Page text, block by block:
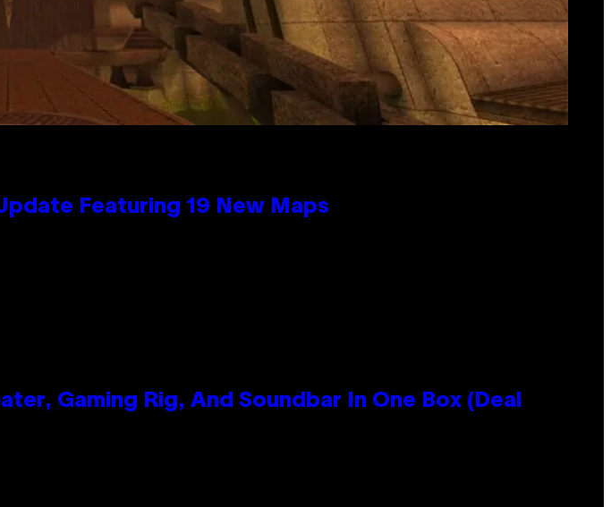
Featuring 19 New Maps
Gaming Rig, And Soundbar In One Box (Deal